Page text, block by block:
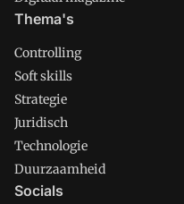
Thema's
Controlling
Soft skills
Strategie
Juridisch
Technologie
Duurzaamheid
Socials